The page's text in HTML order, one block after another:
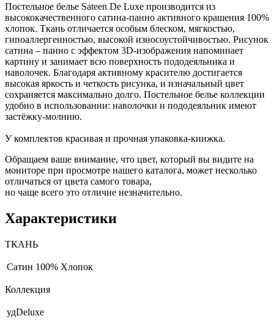
Постельное белье Sateen De Luxe производится из
высококачественного сатина-панно активного крашения 100%
хлопок. Ткань отличается особым блеском, мягкостью,
гипоаллергенностью, высокой износоустойчивостью. Рисунок
сатина – панно с эффектом 3D-изображения напоминает
картину и занимает всю поверхность пододеяльника и
наволочек. Благодаря активному красителю достигается
высокая яркость и четкость рисунка, и изначальный цвет
сохраняется максимально долго. Постельное белье коллекции
удобно в использовании: наволочки и пододеяльник имеют
застёжку-молнию.
У комплектов красивая и прочная упаковка-книжка.
Обращаем ваше внимание, что цвет, который вы видите на
мониторе при просмотре нашего каталога, может несколько
отличаться от цвета самого товара,
но чаще всего это отличие незначительно.
Характеристики
ТКАНЬ
Сатин 100% Хлопок
Коллекция
удDeluxe